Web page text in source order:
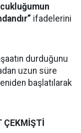
ifadelerini
durduğunu
uzun süre
başlatılarak
ÇEKMİŞTİ